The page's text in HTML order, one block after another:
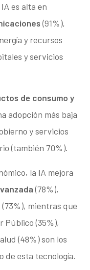
es alta en
(91%),
y recursos
y servicios
de consumo y
adopción más baja
y servicios
(también 70%).
la IA mejora
(78%),
(73%), mientras que
Público (35%),
(48%) son los
de esta tecnología.